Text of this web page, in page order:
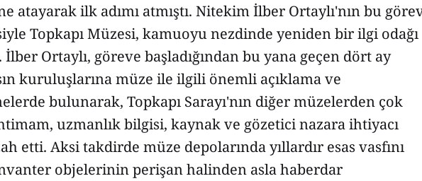
atayarak ilk adımı atmıştı. Nitekim İlber Ortaylı'nın bu
Topkapı Müzesi, kamuoyu nezdinde yeniden bir ilgi odağı
Ortaylı, göreve başladığından bu yana geçen dört ay
kuruluşlarına müze ile ilgili önemli açıklama ve
bulunarak, Topkapı Sarayı'nın diğer müzelerden çok
uzmanlık bilgisi, kaynak ve gözetici nazara ihtiyacı
etti. Aksi takdirde müze depolarında yıllardır esas vasfını
objelerinin perişan halinden asla haberdar